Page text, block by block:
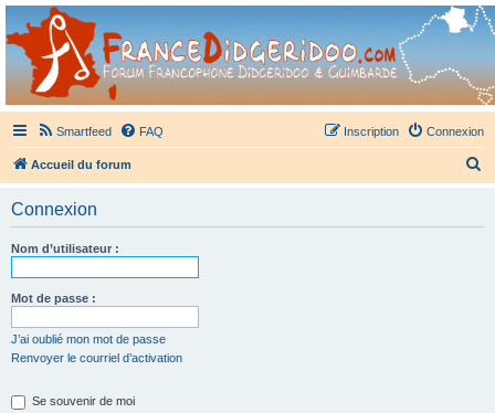
France Didgeridoo
Didgeridoo et Guimbarde sur France Didgeridoo - retrouvez la communauté.
Smartfeed FAQ Connexion
Inscription
Accueil du forum
Connexion
Nom d’utilisateur :
Mot de passe :
J’ai oublié mon mot de passe
Renvoyer le courriel d’activation
Se souvenir de moi